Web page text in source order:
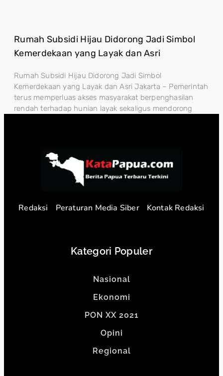
Rumah Subsidi Hijau Didorong Jadi Simbol
Kemerdekaan yang Layak dan Asri
Rumah Subsidi Hijau Didorong Jadi Simbol
Kemerdekaan yang Layak dan Asri Jakarta – Pemerintah
terus memperluas akses masyarakat berpenghasilan
rendah terhadap hunian layak sekaligus mendorong
Redaksi Peraturan Media Siber Kontak Redaksi
Kategori Populer
Nasional
Ekonomi
PON XX 2021
Opini
Regional